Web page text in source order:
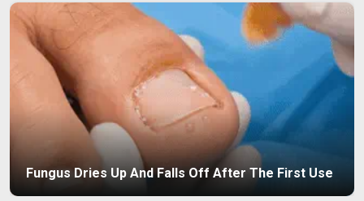
Fungus Dries Up And Falls Off After The First Use